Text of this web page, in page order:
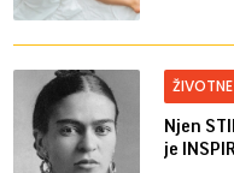
Njen
je